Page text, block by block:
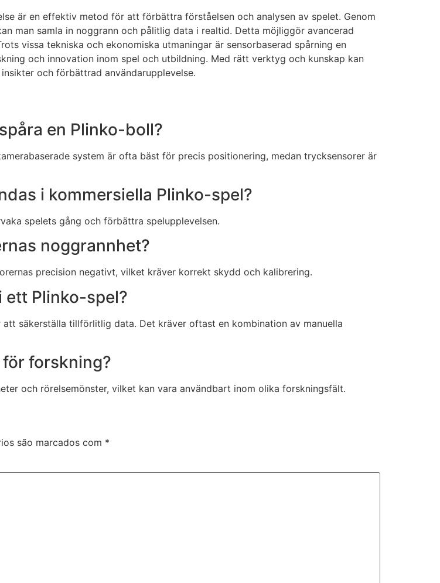
är en effektiv metod för att förbättra förståelsen och analysen av spelet. Genom
man samla in noggrann och pålitlig data i realtid. Detta möjliggör avancerad
vissa tekniska och ekonomiska utmaningar är sensorbaserad spårning en
och innovation inom spel och utbildning. Med rätt verktyg och kunskap kan
och förbättrad användarupplevelse.
en Plinko-boll?
system är ofta bäst för precis positionering, medan trycksensorer är
i kommersiella Plinko-spel?
spelets gång och förbättra spelupplevelsen.
noggrannhet?
precision negativt, vilket kräver korrekt skydd och kalibrering.
ett Plinko-spel?
säkerställa tillförlitlig data. Det kräver oftast en kombination av manuella
forskning?
och rörelsemönster, vilket kan vara användbart inom olika forskningsfält.
são marcados com *